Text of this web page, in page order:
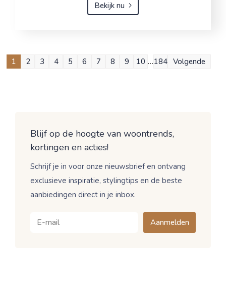
Bekijk nu
1 2 3 4 5 6 7 8 9 10 …184 Volgende
Blijf op de hoogte van woontrends,
kortingen en acties!
Schrijf je in voor onze nieuwsbrief en ontvang
exclusieve inspiratie, stylingtips en de beste
aanbiedingen direct in je inbox.
Aanmelden